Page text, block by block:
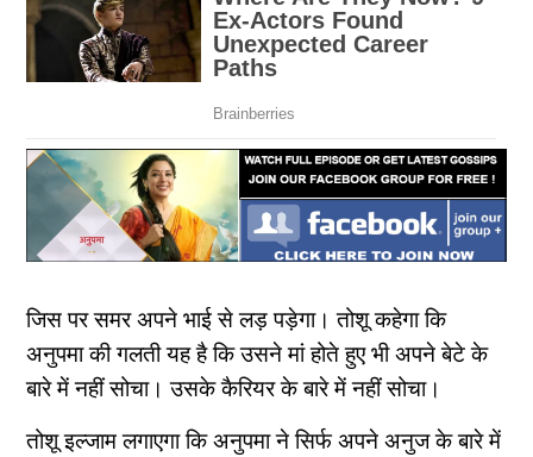
जिस पर समर अपने भाई से लड़ पड़ेगा। तोशू कहेगा कि
अनुपमा की गलती यह है कि उसने मां होते हुए भी अपने बेटे के
बारे में नहीं सोचा। उसके कैरियर के बारे में नहीं सोचा।
तोशू इल्जाम लगाएगा कि अनुपमा ने सिर्फ अपने अनुज के बारे में